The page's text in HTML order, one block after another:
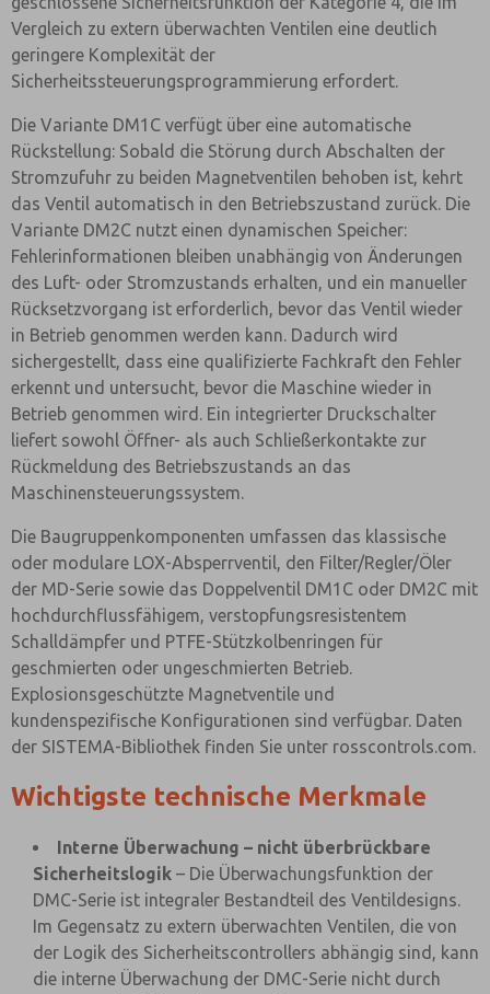
Vergleich zu extern überwachten Ventilen eine deutlich
geringere Komplexität der
Sicherheitssteuerungsprogrammierung erfordert.
Die Variante DM1C verfügt über eine automatische
Rückstellung: Sobald die Störung durch Abschalten der
Stromzufuhr zu beiden Magnetventilen behoben ist, kehrt
das Ventil automatisch in den Betriebszustand zurück. Die
Variante DM2C nutzt einen dynamischen Speicher:
Fehlerinformationen bleiben unabhängig von Änderungen
des Luft- oder Stromzustands erhalten, und ein manueller
Rücksetzvorgang ist erforderlich, bevor das Ventil wieder
in Betrieb genommen werden kann. Dadurch wird
sichergestellt, dass eine qualifizierte Fachkraft den Fehler
erkennt und untersucht, bevor die Maschine wieder in
Betrieb genommen wird. Ein integrierter Druckschalter
liefert sowohl Öffner- als auch Schließerkontakte zur
Rückmeldung des Betriebszustands an das
Maschinensteuerungssystem.
Die Baugruppenkomponenten umfassen das klassische
oder modulare LOX-Absperrventil, den Filter/Regler/Öler
der MD-Serie sowie das Doppelventil DM1C oder DM2C mit
hochdurchflussfähigem, verstopfungsresistentem
Schalldämpfer und PTFE-Stützkolbenringen für
geschmierten oder ungeschmierten Betrieb.
Explosionsgeschützte Magnetventile und
kundenspezifische Konfigurationen sind verfügbar. Daten
der SISTEMA-Bibliothek finden Sie unter rosscontrols.com.
Wichtigste technische Merkmale
Interne Überwachung – nicht überbrückbare
Sicherheitslogik – Die Überwachungsfunktion der
DMC-Serie ist integraler Bestandteil des Ventildesigns.
Im Gegensatz zu extern überwachten Ventilen, die von
der Logik des Sicherheitscontrollers abhängig sind, kann
die interne Überwachung der DMC-Serie nicht durch